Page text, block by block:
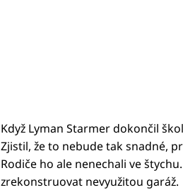
Když Lyman Starmer dokončil
Zjistil, že to nebude tak snadné,
Rodiče ho ale nenechali ve
zrekonstruovat nevyužitou garáž.